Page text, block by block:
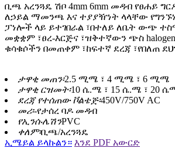
ቢጫ አረንጓዴ ሽቦ 4mm 6mm መዳብ የፀሐይ
ለኃይል ማመንጫ እና ተያያዥነት ላላቸው
ፓነሎች ላይ ይተገበራል ፣በተለይ ለቤት ውጭ
መቋቋም ፣ፀረ-እርጅና ፣ዝቅተኛውን ጭስ
ቁሳቁሶችን በመጠቀም ፣ከፍተኛ ደረጃ ፣የበለጠ
ታዋቂ መጠን፡2.5 ሚሜ ፣ 4 ሚሜ ፣ 6 ሚሜ
ታዋቂ ርዝመት፡10 ሴ.ሜ ፣ 15 ሴ.ሜ ፣ 20
ደረጃ የተሰጠው ቮልቴጅ፡450V/750V AC
መሪ፡-የታሰረ ባዶ መዳብ
የኢንሱሌሽንPVC
ቀለም፡ቢጫ/አረንጓዴ
ኢሜይል ይላኩልን። እንደ PDF አውርድ